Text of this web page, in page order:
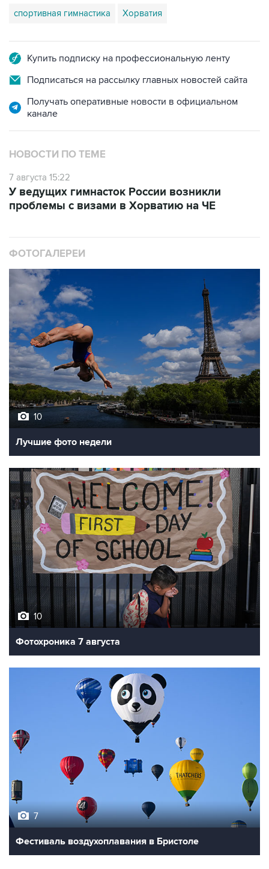
спортивная гимнастика Хорватия
Купить подписку на профессиональную ленту
Подписаться на рассылку главных новостей сайта
Получать оперативные новости в официальном
канале
НОВОСТИ ПО ТЕМЕ
7 августа 15:22
У ведущих гимнасток России возникли
проблемы с визами в Хорватию на ЧЕ
ФОТОГАЛЕРЕИ
10
Лучшие фото недели
10
Фотохроника 7 августа
7
Фестиваль воздухоплавания в Бристоле